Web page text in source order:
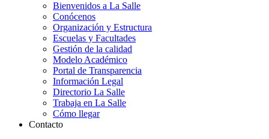
Bienvenidos a La Salle
Conócenos
Organización y Estructura
Escuelas y Facultades
Gestión de la calidad
Modelo Académico
Portal de Transparencia
Información Legal
Directorio La Salle
Trabaja en La Salle
Cómo llegar
Contacto